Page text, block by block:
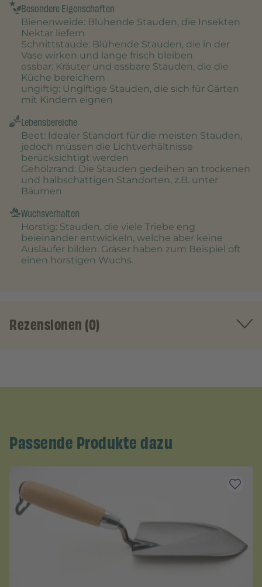
Besondere Eigenschaften
Bienenweide: Blühende Stauden, die Insekten
Nektar liefern
Schnittstaude: Blühende Stauden, die in der
Vase wirken und lange frisch bleiben
essbar: Kräuter und essbare Stauden, die die
Küche bereichern
ungiftig: Ungiftige Stauden, die sich für Gärten
mit Kindern eignen
Lebensbereiche
Beet: Idealer Standort für die meisten Stauden,
jedoch müssen die Lichtverhältnisse
berücksichtigt werden
Gehölzrand : Die Stauden gedeihen an trockenen
und halbschattigen Standorten, z.B. unter
Bäumen
Wuchsverhalten
Horstig: Stauden, die viele Triebe eng
beieinander entwickeln, welche aber keine
Ausläufer bilden. Gräser haben zum Beispiel oft
einen horstigen Wuchs.
Rezensionen (0)
Passende Produkte dazu